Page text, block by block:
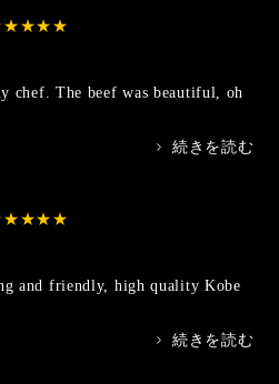
chef. The beef was beautiful, oh
>
続きを読む
and friendly, high quality Kobe
>
続きを読む